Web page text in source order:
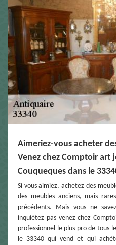
Aimeriez-vous acheter
Venez chez Comptoir art
Couqueques dans le
Si vous aimiez, achetez des
des meubles anciens, mais
précédents. Mais vous ne
inquiétez pas venez chez
professionnel le plus pro de tous
le 33340 qui vend et qui